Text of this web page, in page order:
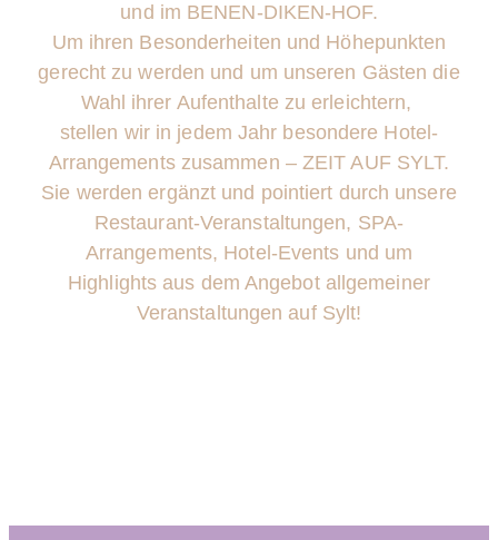
und im BENEN-DIKEN-HOF.
Um ihren Besonderheiten und Höhepunkten
gerecht zu werden und um unseren Gästen die
Wahl ihrer Aufenthalte zu erleichtern,
stellen wir in jedem Jahr besondere Hotel-
Arrangements zusammen – ZEIT AUF SYLT.
Sie werden ergänzt und pointiert durch unsere
Restaurant-Veranstaltungen, SPA-
Arrangements, Hotel-Events und um
Highlights aus dem Angebot allgemeiner
Veranstaltungen auf Sylt!